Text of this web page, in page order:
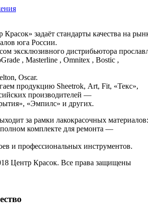
Красок» задаёт стандарты качества на
юга России.
эксклюзивного дистрибьютора
, Masterline , Omnitex , Bostic ,
Oscar.
продукцию Sheetrok, Art, Fit, «Текс»,
производителей —
«Эмпилс» и других.
за рамки лакокрасочных
комплекте для ремонта —
и профессиональных инструментов.
Центр Красок. Все права защищены